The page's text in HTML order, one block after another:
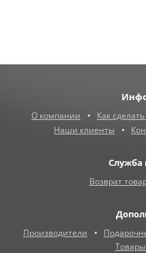
О компании Как сделать
Наши клиенты
Служба
Возврат
Производители
Товары